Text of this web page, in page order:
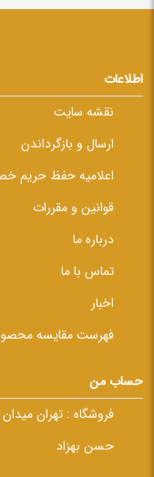
اطلاعات
نقشه سایت
ارسال و بازگرداندن
اعلامیه حفظ حریم
قوانین و مقررات
درباره ما
تماس با ما
اخبار
فهرست مقایسه
حساب من
فروشگاه : تهران
حسن بهزاد